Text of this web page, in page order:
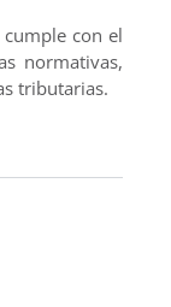
con el
normativas,
tributarias.